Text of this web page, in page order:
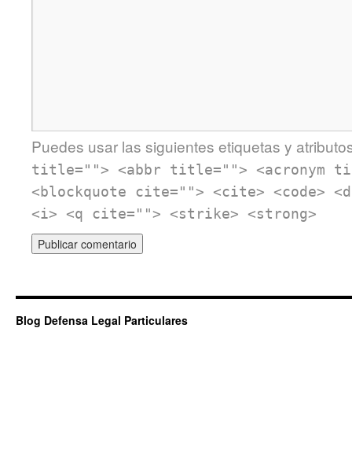
Puedes usar las siguientes etiquetas y
title=""> <abbr title=""> <acronym
<blockquote cite=""> <cite> <code>
<i> <q cite=""> <strike> <strong>
Blog Defensa Legal Particulares